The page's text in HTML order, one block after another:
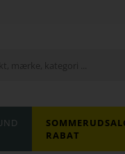
RABAT